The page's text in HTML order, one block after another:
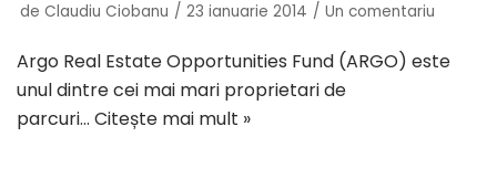
de Claudiu Ciobanu 23 ianuarie 2014 Un comentariu
Argo Real Estate Opportunities Fund (ARGO) este
unul dintre cei mai mari proprietari de
parcuri… Citește mai mult »